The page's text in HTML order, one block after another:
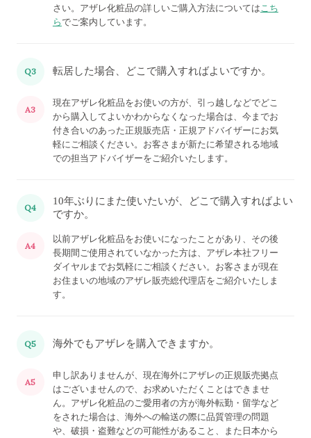
さい。アザレ化粧品の詳しいご購入方法については こち
らでご案内しています。
Q3 転居した場合、どこで購入すればよいですか。
A3
現在アザレ化粧品をお使いの方が、引っ越しなどでどこ
から購入してよいかわからなくなった場合は、今までお
付き合いのあった正規販売店・正規アドバイザーにお気
軽にご相談ください。お客さまが新たに希望される地域
での担当アドバイザーをご紹介いたします。
Q4
10年ぶりにまた使いたいが、どこで購入すればよい
ですか。
A4
以前アザレ化粧品をお使いになったことがあり、その後
長期間ご使用されていなかった方は、アザレ本社フリー
ダイヤルまでお気軽にご相談ください。お客さまが現在
お住まいの地域のアザレ販売総代理店をご紹介いたしま
す。
Q5 海外でもアザレを購入できますか。
A5
申し訳ありませんが、現在海外にアザレの正規販売拠点
はございませんので、お求めいただくことはできませ
ん。アザレ化粧品のご愛用者の方が海外転勤・留学など
をされた場合は、海外への輸送の際に品質管理の問題
や、破損・盗難などの可能性があること、また日本から